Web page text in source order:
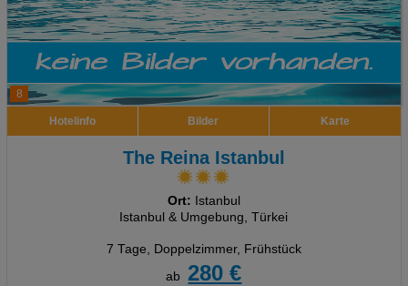
8
Hotelinfo Bilder Karte
The Reina Istanbul
Ort: Istanbul
Istanbul & Umgebung, Türkei
7 Tage, Doppelzimmer, Frühstück
ab
280 €